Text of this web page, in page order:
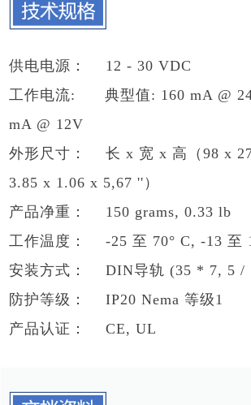
供电电源： 12 - 30 VDC
工作电流: 典型值: 160 mA @
mA @ 12V
外形尺寸： 长 x 宽 x 高（98 x 27
3.85 x 1.06 x 5,67 ''）
产品净重： 150 grams, 0.33 lb
工作温度： -25 至 70° C, -13 至
安装方式： DIN导轨 (35 * 7, 5 /
防护等级： IP20 Nema 等级1
产品认证： CE, UL